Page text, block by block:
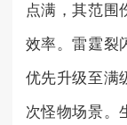
点满，其范围
效率。雷霆裂
优先升级至满
次怪物场景。